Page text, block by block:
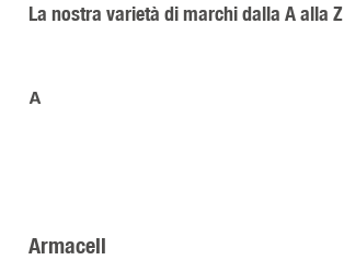
La nostra varietà di marchi dalla A alla Z
A
Armacell